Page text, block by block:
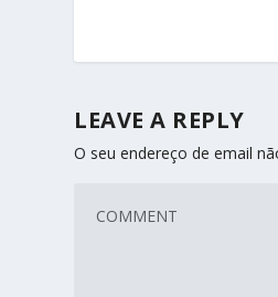
LEAVE A REPLY
O seu endereço de email